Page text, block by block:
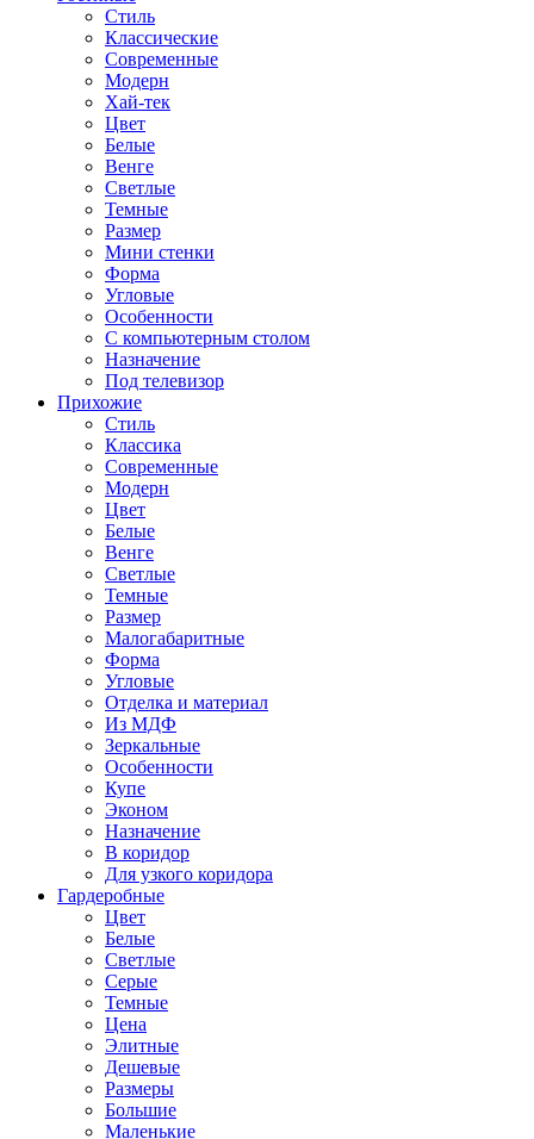
Стиль
Классические
Современные
Модерн
Хай-тек
Цвет
Белые
Венге
Светлые
Темные
Размер
Мини стенки
Форма
Угловые
Особенности
С компьютерным столом
Назначение
Под телевизор
Прихожие
Стиль
Классика
Современные
Модерн
Цвет
Белые
Венге
Светлые
Темные
Размер
Малогабаритные
Форма
Угловые
Отделка и материал
Из МДФ
Зеркальные
Особенности
Купе
Эконом
Назначение
В коридор
Для узкого коридора
Гардеробные
Цвет
Белые
Светлые
Серые
Темные
Цена
Элитные
Дешевые
Размеры
Большие
Маленькие